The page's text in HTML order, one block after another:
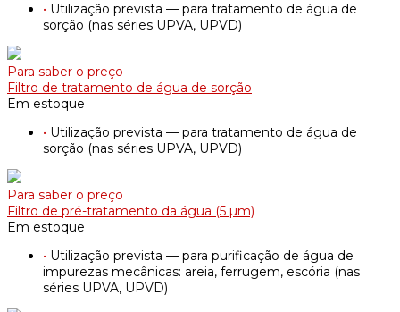
• Utilização prevista — para tratamento de água de
sorção (nas séries UPVA, UPVD)
Para saber o preço
Filtro de tratamento de água de sorção
Em estoque
• Utilização prevista — para tratamento de água de
sorção (nas séries UPVA, UPVD)
Para saber o preço
Filtro de pré-tratamento da água (5 µm)
Em estoque
• Utilização prevista — para purificação de água de
impurezas mecânicas: areia, ferrugem, escória (nas
séries UPVA, UPVD)